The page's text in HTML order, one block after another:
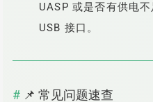
UASP 或是否有供电
USB 接口。
📌 常见问题速查